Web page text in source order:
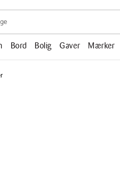
artikler, opskrifter, mm.
Bord Bolig Gaver Mærker